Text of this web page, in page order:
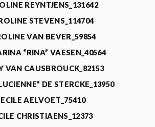
REYNTJENS_131642
STEVENS_114704
VAN BEVER_59854
“RINA” VAESEN_40564
VAN CAUSBROUCK_82153
DE STERCKE_13950
AELVOET_75410
CHRISTIAENS_12373